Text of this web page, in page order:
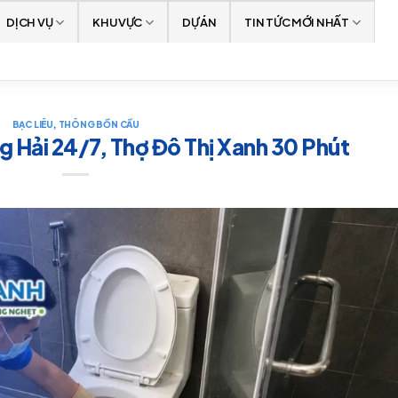
DỊCH VỤ KHU VỰC DỰ ÁN TIN TỨC MỚI NHẤT
BẠC LIÊU, THÔNG BỒN CẦU
Hải 24/7, Thợ Đô Thị Xanh 30 Phút